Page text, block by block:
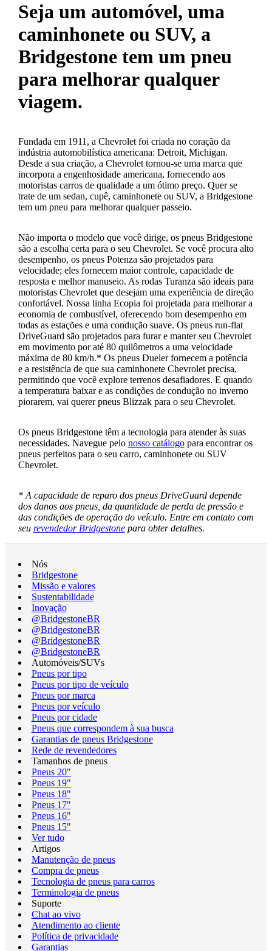
Seja um automóvel, uma
caminhonete ou SUV, a
Bridgestone tem um pneu
para melhorar qualquer
viagem.
Fundada em 1911, a Chevrolet foi criada no coração da
indústria automobilística americana: Detroit, Michigan.
Desde a sua criação, a Chevrolet tornou-se uma marca que
incorpora a engenhosidade americana, fornecendo aos
motoristas carros de qualidade a um ótimo preço. Quer se
trate de um sedan, cupê, caminhonete ou SUV, a Bridgestone
tem um pneu para melhorar qualquer passeio.
Não importa o modelo que você dirige, os pneus Bridgestone
são a escolha certa para o seu Chevrolet. Se você procura alto
desempenho, os pneus Potenza são projetados para
velocidade; eles fornecem maior controle, capacidade de
resposta e melhor manuseio. As rodas Turanza são ideais para
motoristas Chevrolet que desejam uma experiência de direção
confortável. Nossa linha Ecopia foi projetada para melhorar a
economia de combustível, oferecendo bom desempenho em
todas as estações e uma condução suave. Os pneus run-flat
DriveGuard são projetados para furar e manter seu Chevrolet
em movimento por até 80 quilômetros a uma velocidade
máxima de 80 km/h.* Os pneus Dueler fornecem a potência
e a resistência de que sua caminhonete Chevrolet precisa,
permitindo que você explore terrenos desafiadores. E quando
a temperatura baixar e as condições de condução no inverno
piorarem, vai querer pneus Blizzak para o seu Chevrolet.
Os pneus Bridgestone têm a tecnologia para atender às suas
necessidades. Navegue pelo nosso catálogopara encontrar os
pneus perfeitos para o seu carro, caminhonete ou SUV
Chevrolet.
* A capacidade de reparo dos pneus DriveGuard depende
dos danos aos pneus, da quantidade de perda de pressão e
das condições de operação do veículo. Entre em contato com
seu revendedor Bridgestonepara obter detalhes.
Nós
Bridgestone
Missão e valores
Sustentabilidade
Inovação
@BridgestoneBR
@BridgestoneBR
@BridgestoneBR
@BridgestoneBR
Automóveis/SUVs
Pneus por tipo
Pneus por tipo de veículo
Pneus por marca
Pneus por veículo
Pneus por cidade
Pneus que correspondem à sua busca
Garantias de pneus Bridgestone
Rede de revendedores
Tamanhos de pneus
Pneus 20"
Pneus 19"
Pneus 18"
Pneus 17"
Pneus 16"
Pneus 15"
Ver tudo
Artigos
Manutenção de pneus
Compra de pneus
Tecnologia de pneus para carros
Terminologia de pneus
Suporte
Chat ao vivo
Atendimento ao cliente
Política de privacidade
Garantias